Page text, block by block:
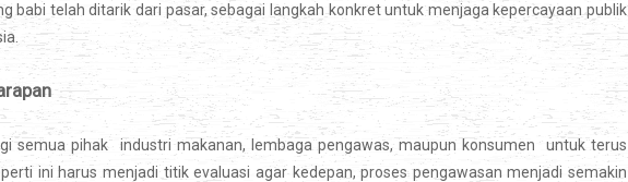
babi telah ditarik dari pasar, sebagai langkah konkret untuk menjaga kepercayaan publik
semua pihak industri makanan, lembaga pengawas, maupun konsumen untuk terus
ini harus menjadi titik evaluasi agar kedepan, proses pengawasan menjadi semakin